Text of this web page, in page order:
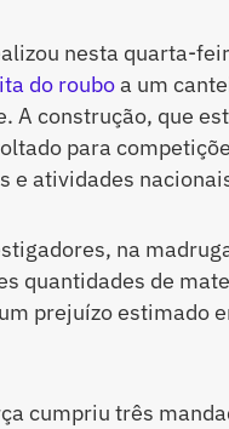
nesta quarta-
do rouboa um
A construção, que
para
e atividades
na
quantidades de
prejuízo estimado
cumpriu três